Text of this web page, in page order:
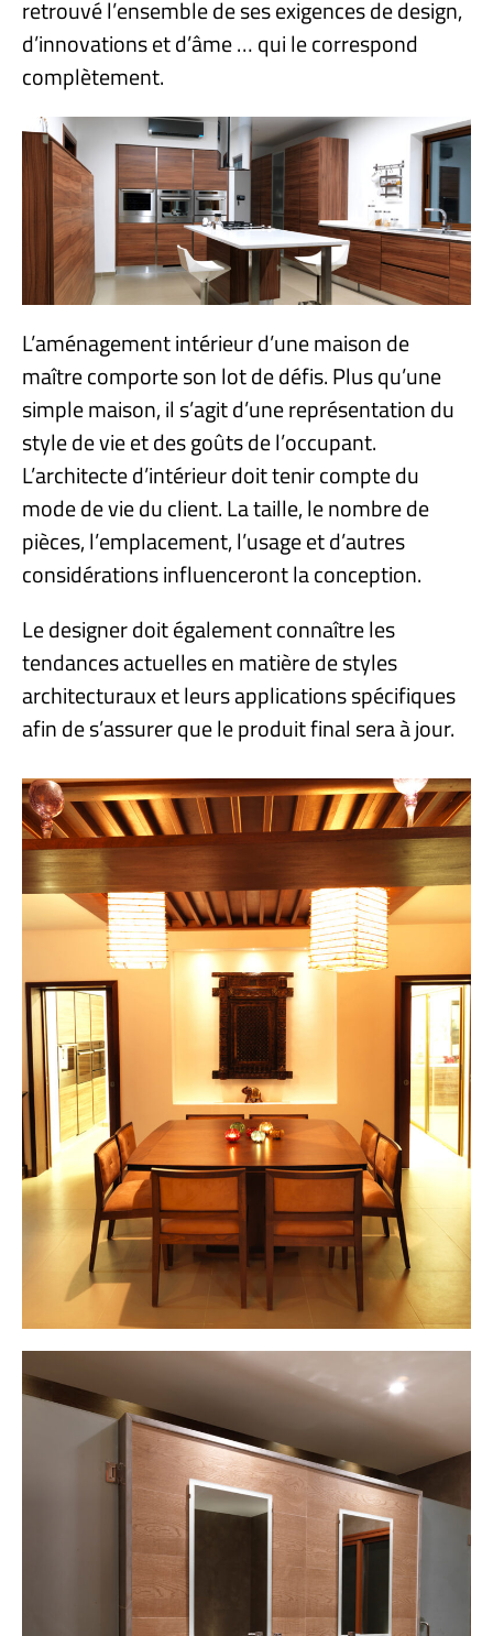
retrouvé l’ensemble de ses exigences de design,
d’innovations et d’âme … qui le correspond
complètement.
L’aménagement intérieur d’une maison de
maître comporte son lot de défis. Plus qu’une
simple maison, il s’agit d’une représentation du
style de vie et des goûts de l’occupant.
L’architecte d’intérieur doit tenir compte du
mode de vie du client. La taille, le nombre de
pièces, l’emplacement, l’usage et d’autres
considérations influenceront la conception.
Le designer doit également connaître les
tendances actuelles en matière de styles
architecturaux et leurs applications spécifiques
afin de s’assurer que le produit final sera à jour.